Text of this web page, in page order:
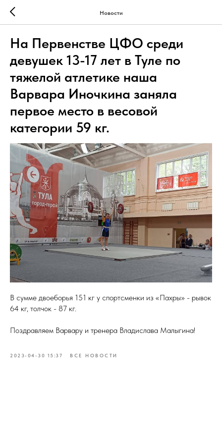
Новости
На Первенстве ЦФО среди
девушек 13-17 лет в Туле по
тяжелой атлетике наша
Варвара Иночкина заняла
первое место в весовой
категории 59 кг.
В сумме двоеборья 151 кг у спортсменки из «Пахры» - рывок
64 кг, толчок - 87 кг.
Поздравляем Варвару и тренера Владислава Малыгина!
2023-04-30 15:37 ВСЕ НОВОСТИ